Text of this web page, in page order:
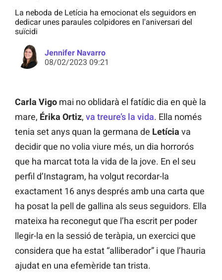
La neboda de Letícia ha emocionat els seguidors en
dedicar unes paraules colpidores en l'aniversari del
suïcidi
Jennifer Navarro
08/02/2023 09:21
Carla Vigo mai no oblidarà el fatídic dia en què la
mare, Érika Ortiz, va treure’s la vida. Ella només
tenia set anys quan la germana de Letícia va
decidir que no volia viure més, un dia horrorós
que ha marcat tota la vida de la jove. En el seu
perfil d’Instagram, ha volgut recordar-la
exactament 16 anys després amb una carta que
ha posat la pell de gallina als seus seguidors. Ella
mateixa ha reconegut que l’ha escrit per poder
llegir-la en la sessió de teràpia, un exercici que
considera que ha estat “alliberador” i que l’hauria
ajudat en una efemèride tan trista.